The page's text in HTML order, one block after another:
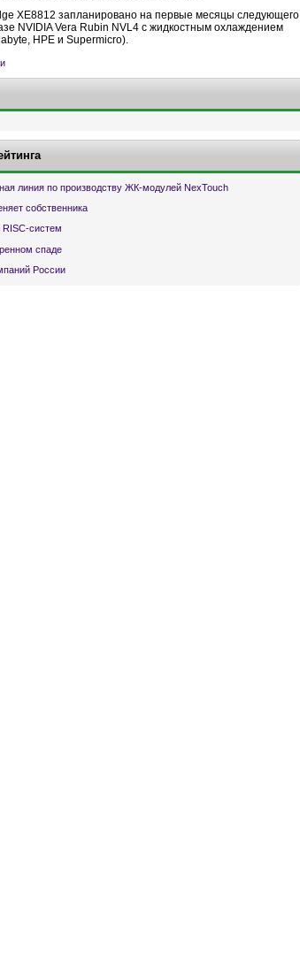
XE8812 запланировано на первые месяцы следующего
NVIDIA Vera Rubin NVL4 с жидкостным охлаждением
HPE и Supermicro).
линия по производству ЖК-модулей NexTouch
собственника
RISC-систем
спаде
России